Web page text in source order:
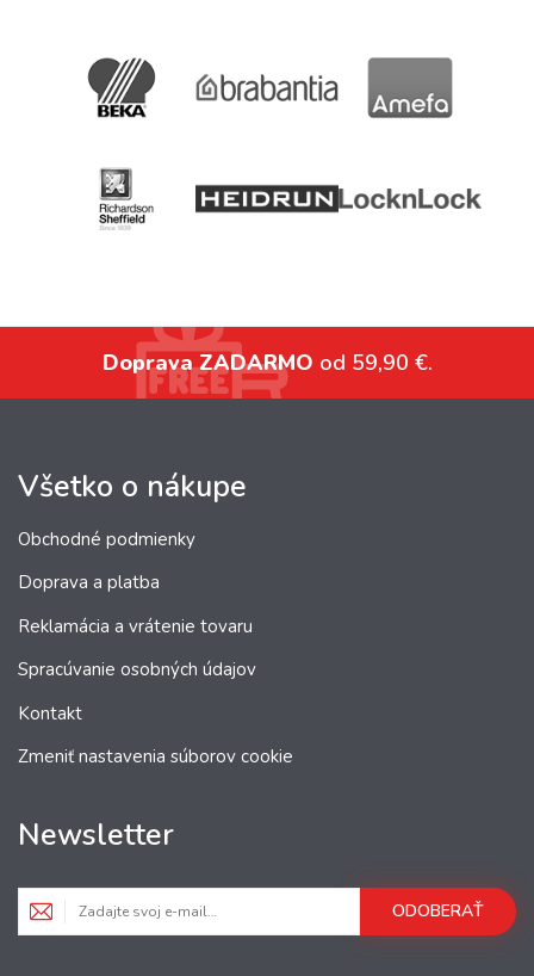
Doprava ZADARMO od 59,90 €.
Všetko o nákupe
Obchodné podmienky
Doprava a platba
Reklamácia a vrátenie tovaru
Spracúvanie osobných údajov
Kontakt
Zmeniť nastavenia súborov cookie
Newsletter
ODOBERAŤ